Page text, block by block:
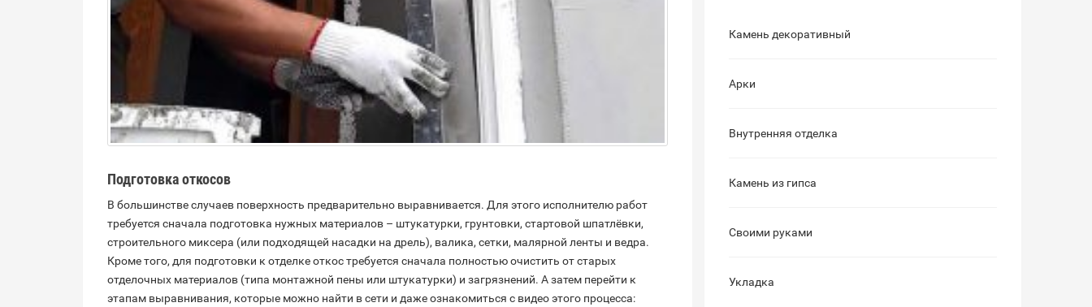
Подготовка откосов
В большинстве случаев поверхность предварительно выравнивается. Для этого исполнителю работ
требуется сначала подготовка нужных материалов – штукатурки, грунтовки, стартовой шпатлёвки,
строительного миксера (или подходящей насадки на дрель), валика, сетки, малярной ленты и ведра.
Кроме того, для подготовки к отделке откос требуется сначала полностью очистить от старых
отделочных материалов (типа монтажной пены или штукатурки) и загрязнений. А затем перейти к
этапам выравнивания, которые можно найти в сети и даже ознакомиться с видео этого процесса:
Камень декоративный
Арки
Внутренняя отделка
Камень из гипса
Своими руками
Укладка